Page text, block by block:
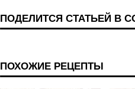
ПОДЕЛИТСЯ СТАТЬЕЙ В
ПОХОЖИЕ РЕЦЕПТЫ